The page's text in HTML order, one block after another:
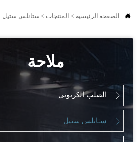
 الصفحة الرئيسية > المنتجات > ستانلس ستيل
ملاحة
 الصلب الكربوني
 ستانلس ستيل